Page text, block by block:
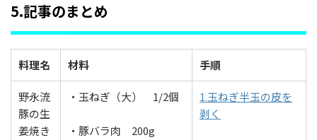
5.記事のまとめ
料理名 材料 手順
野永流
豚の生
姜焼き
・玉ねぎ（大） 1/2個
・豚バラ肉 200g
1.玉ねぎ半玉の皮を
剥く